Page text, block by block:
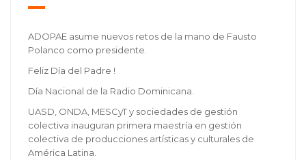
ADOPAE asume nuevos retos de la mano de Fausto
Polanco como presidente.
Feliz Día del Padre !
Día Nacional de la Radio Dominicana.
UASD, ONDA, MESCyT y sociedades de gestión
colectiva inauguran primera maestría en gestión
colectiva de producciones artísticas y culturales de
América Latina.